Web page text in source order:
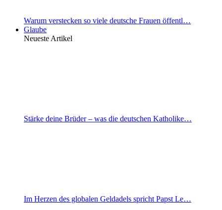
Warum verstecken so viele deutsche Frauen öffentl…
Glaube
Neueste Artikel
Stärke deine Brüder – was die deutschen Katholike…
Im Herzen des globalen Geldadels spricht Papst Le…